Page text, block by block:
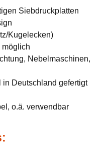
Siebdruckplatten
Kugelecken)
möglich
Nebelmaschinen,
Deutschland gefertigt
o.ä. verwendbar